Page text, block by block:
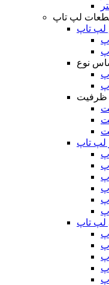
لپ تاپ
لپ تاپ
نوع
ظرفیت
لپ تاپ
لپ تاپ